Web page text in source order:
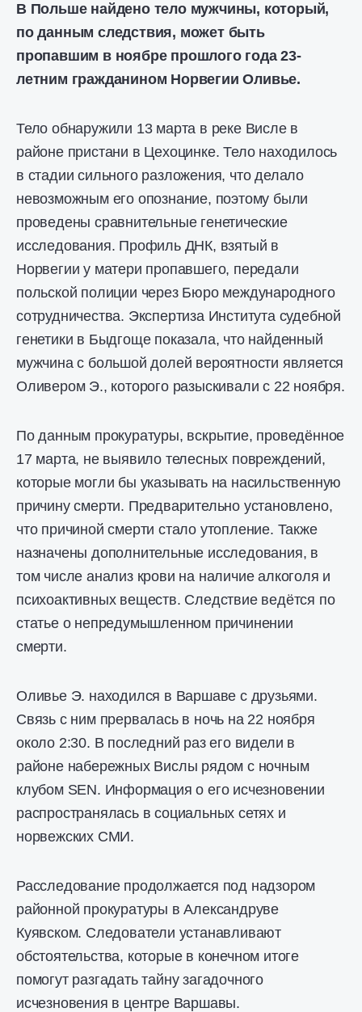
В Польше найдено тело мужчины, который,
по данным следствия, может быть
пропавшим в ноябре прошлого года 23-
летним гражданином Норвегии Оливье.
Тело обнаружили 13 марта в реке Висле в
районе пристани в Цехоцинке. Тело находилось
в стадии сильного разложения, что делало
невозможным его опознание, поэтому были
проведены сравнительные генетические
исследования. Профиль ДНК, взятый в
Норвегии у матери пропавшего, передали
польской полиции через Бюро международного
сотрудничества. Экспертиза Института судебной
генетики в Быдгоще показала, что найденный
мужчина с большой долей вероятности является
Оливером Э., которого разыскивали с 22 ноября.
По данным прокуратуры, вскрытие, проведённое
17 марта, не выявило телесных повреждений,
которые могли бы указывать на насильственную
причину смерти. Предварительно установлено,
что причиной смерти стало утопление. Также
назначены дополнительные исследования, в
том числе анализ крови на наличие алкоголя и
психоактивных веществ. Следствие ведётся по
статье о непредумышленном причинении
смерти.
Оливье Э. находился в Варшаве с друзьями.
Связь с ним прервалась в ночь на 22 ноября
около 2:30. В последний раз его видели в
районе набережных Вислы рядом с ночным
клубом SEN. Информация о его исчезновении
распространялась в социальных сетях и
норвежских СМИ.
Расследование продолжается под надзором
районной прокуратуры в Александруве
Куявском. Следователи устанавливают
обстоятельства, которые в конечном итоге
помогут разгадать тайну загадочного
исчезновения в центре Варшавы.